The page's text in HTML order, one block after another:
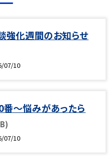
強化週間のお知らせ
07/10
～悩みがあったら
07/10